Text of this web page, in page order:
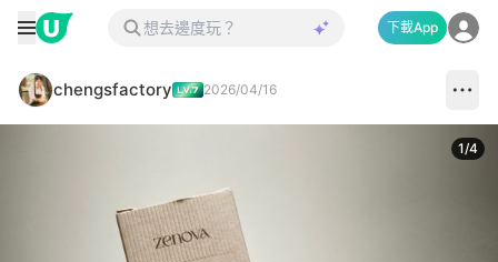
下載App
chengsfactory 2026/04/16
1/4